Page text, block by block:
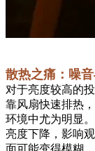
散热之痛：噪
对于亮度较高的
靠风扇快速排热
环境中尤为明显
亮度下降，影响
面可能变得模糊